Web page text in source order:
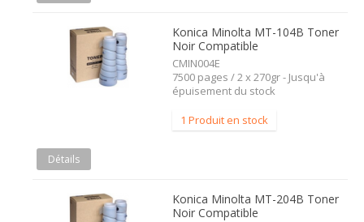
Konica Minolta MT-104B Toner
Noir Compatible
CMIN004E
7500 pages / 2 x 270gr - Jusqu'à
épuisement du stock
1 Produit en stock
Détails
Konica Minolta MT-204B Toner
Noir Compatible